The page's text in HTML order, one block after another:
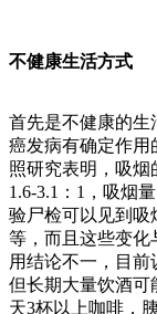
不健康生活方式
首先是不健康的生
癌发病有确定作用
照研究表明，吸烟
1.6-3.1：1，吸烟
验尸检可以见到吸
等，而且这些变化
用结论不一，目前
但长期大量饮酒可
天3杯以上咖啡，